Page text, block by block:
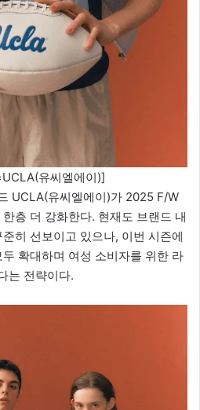
유씨엘에이)]
UCLA(유씨엘에이)가 2025 F/W
층 더 강화한다. 현재도 브랜드 내
히 선보이고 있으나, 이번 시즌에
확대하며 여성 소비자를 위한 라
는 전략이다.